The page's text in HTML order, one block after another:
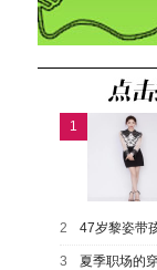
1
2 47岁黎姿带
3 夏季职场的